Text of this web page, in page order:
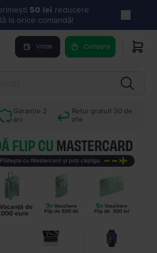
50 lei reducere
la orice comandă!
Vinde Cumpara
Garanție 2
ani
Retur gratuit 30 de
zile